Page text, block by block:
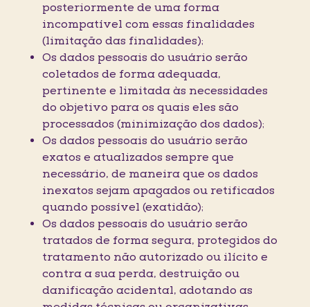
posteriormente de uma forma
incompatível com essas finalidades
(limitação das finalidades);
Os dados pessoais do usuário serão
coletados de forma adequada,
pertinente e limitada às necessidades
do objetivo para os quais eles são
processados (minimização dos dados);
Os dados pessoais do usuário serão
exatos e atualizados sempre que
necessário, de maneira que os dados
inexatos sejam apagados ou retificados
quando possível (exatidão);
Os dados pessoais do usuário serão
tratados de forma segura, protegidos do
tratamento não autorizado ou ilícito e
contra a sua perda, destruição ou
danificação acidental, adotando as